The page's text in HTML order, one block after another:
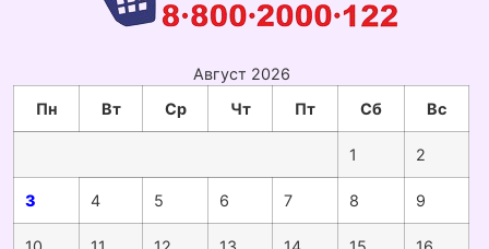
Август 2026
Пн
Вт Ср Чт Пт Сб Вс
1 2
3 4 5 6 7 8 9